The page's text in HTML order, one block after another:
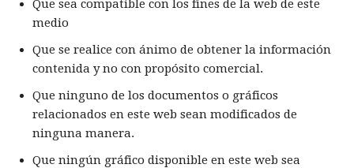
Que sea compatible con los fines de la web de este
medio
Que se realice con ánimo de obtener la información
contenida y no con propósito comercial.
Que ninguno de los documentos o gráficos
relacionados en este web sean modificados de
ninguna manera.
Que ningún gráfico disponible en este web sea